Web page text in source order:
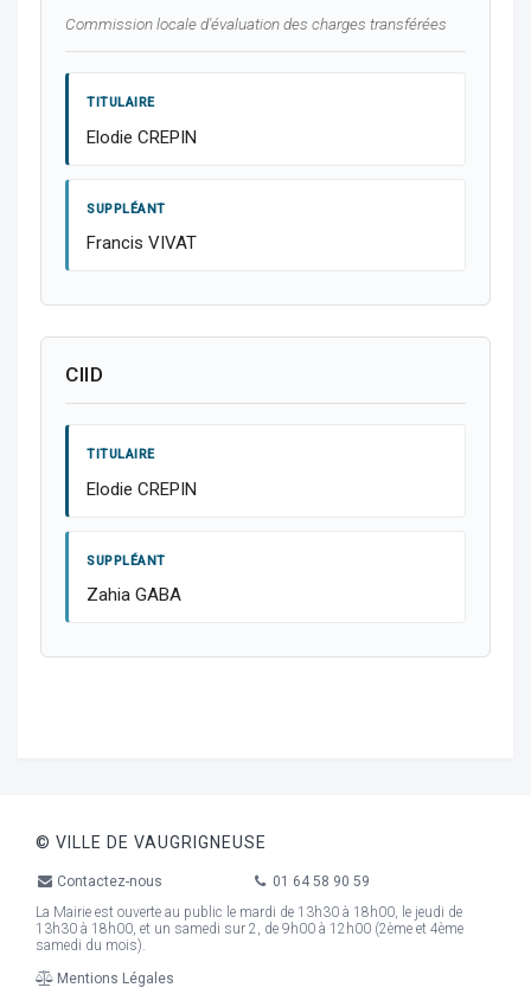
Commission locale d'évaluation des charges transférées
TITULAIRE
Elodie CREPIN
SUPPLÉANT
Francis VIVAT
CIID
TITULAIRE
Elodie CREPIN
SUPPLÉANT
Zahia GABA
© VILLE DE VAUGRIGNEUSE
Contactez-nous
01 64 58 90 59
La Mairie est ouverte au public le mardi de 13h30 à 18h00, le jeudi de
13h30 à 18h00, et un samedi sur 2, de 9h00 à 12h00 (2ème et 4ème
samedi du mois).
Mentions Légales